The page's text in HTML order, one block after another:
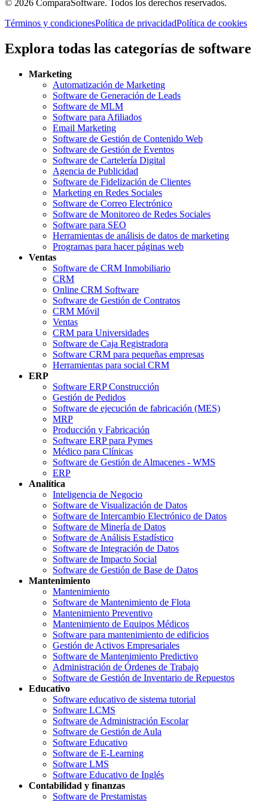
© 2026 ComparaSoftware. Todos los derechos reservados.
Términos y condicionesPolítica de privacidadPolítica de cookies
Explora todas las categorías de software
Marketing
Automatización de Marketing
Software de Generación de Leads
Software de MLM
Software para Afiliados
Email Marketing
Software de Gestión de Contenido Web
Software de Gestión de Eventos
Software de Cartelería Digital
Agencia de Publicidad
Software de Fidelización de Clientes
Marketing en Redes Sociales
Software de Correo Electrónico
Software de Monitoreo de Redes Sociales
Software para SEO
Herramientas de análisis de datos de marketing
Programas para hacer páginas web
Ventas
Software de CRM Inmobiliario
CRM
Online CRM Software
Software de Gestión de Contratos
CRM Móvil
Ventas
CRM para Universidades
Software de Caja Registradora
Software CRM para pequeñas empresas
Herramientas para social CRM
ERP
Software ERP Construcción
Gestión de Pedidos
Software de ejecución de fabricación (MES)
MRP
Producción y Fabricación
Software ERP para Pymes
Médico para Clínicas
Software de Gestión de Almacenes - WMS
ERP
Analítica
Inteligencia de Negocio
Software de Visualización de Datos
Software de Intercambio Electrónico de Datos
Software de Minería de Datos
Software de Análisis Estadístico
Software de Integración de Datos
Software de Impacto Social
Software de Gestión de Base de Datos
Mantenimiento
Mantenimiento
Software de Mantenimiento de Flota
Mantenimiento Preventivo
Mantenimiento de Equipos Médicos
Software para mantenimiento de edificios
Gestión de Activos Empresariales
Software de Mantenimiento Predictivo
Administración de Órdenes de Trabajo
Software de Gestión de Inventario de Repuestos
Educativo
Software educativo de sistema tutorial
Software LCMS
Software de Administración Escolar
Software de Gestión de Aula
Software Educativo
Software de E-Learning
Software LMS
Software Educativo de Inglés
Contabilidad y finanzas
Software de Prestamistas